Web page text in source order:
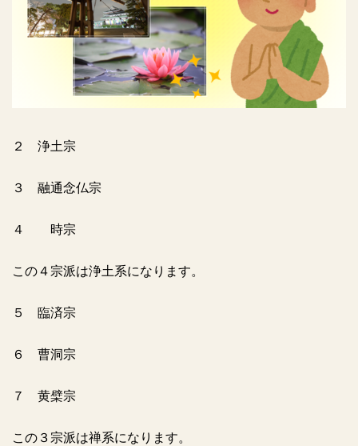
２ 浄土宗
３ 融通念仏宗
４ 時宗
この４宗派は浄土系になります。
５ 臨済宗
６ 曹洞宗
７ 黄檗宗
この３宗派は禅系になります。